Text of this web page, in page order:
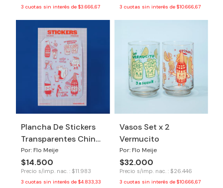
3 cuotas sin interés de $3.666,67 3 cuotas sin interés de $10.666,67
Plancha De Stickers
Transparentes Chin
Chin
Por: Flo Meije
$14.500
Precio s/imp. nac. : $11.983
3 cuotas sin interés de $4.833,33
Vasos Set x 2
Vermucito
Por: Flo Meije
$32.000
Precio s/imp. nac. : $26.446
3 cuotas sin interés de $10.666,67